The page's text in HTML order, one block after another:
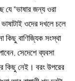
যে “ভাষার জন্য ওরা
ওদের দখলে চলে
কিছু বাণিজ্যিক সংস্থা
সেদেশে ব্যবসা
কিছু নেই। বরং উপরের